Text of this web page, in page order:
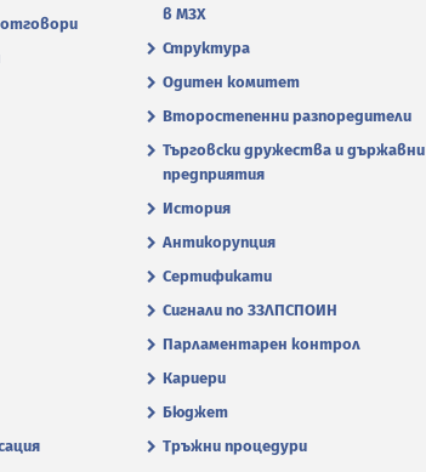
в МЗХ
Структура
Одитен комитет
Второстепенни разпоредители
Търговски дружества и държавни
предприятия
История
Антикорупция
Сертификати
Сигнали по ЗЗЛПСПОИН
Парламентарен контрол
Кариери
Бюджет
Тръжни процедури